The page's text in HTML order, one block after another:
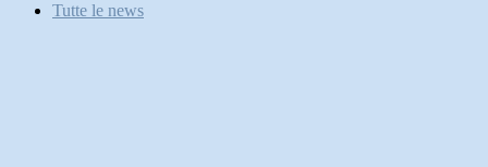
Tutte le news